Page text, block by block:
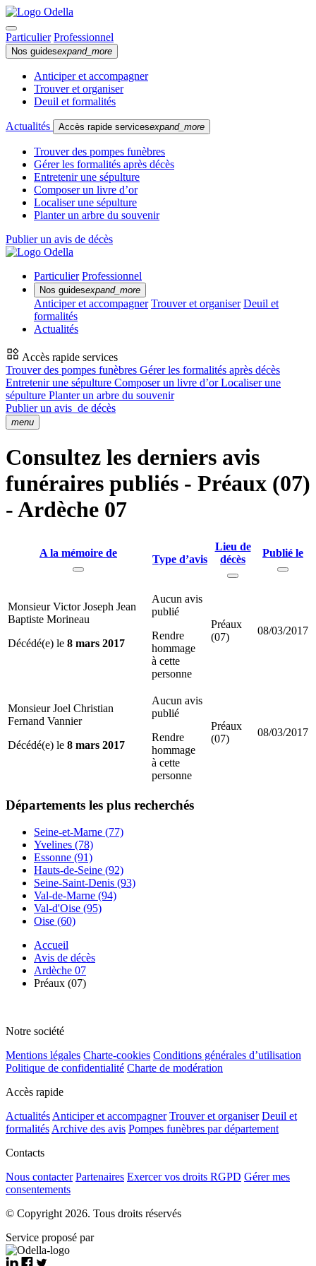
Particulier Professionnel
Nos guidesexpand_more
Anticiper et accompagner
Trouver et organiser
Deuil et formalités
Actualités Accès rapide servicesexpand_more
Trouver des pompes funèbres
Gérer les formalités après décès
Entretenir une sépulture
Composer un livre d’or
Localiser une sépulture
Planter un arbre du souvenir
Publier un avis de décès
Particulier Professionnel
Nos guidesexpand_more
Anticiper et accompagner Trouver et organiser Deuil et
formalités
Actualités
Accès rapide services
Trouver des pompes funèbres Gérer les formalités après décès
Entretenir une sépulture Composer un livre d’orLocaliser une
sépulture Planter un arbre du souvenir
Publier un avis de décès
menu
Consultez les derniers avis
funéraires publiés - Préaux (07)
- Ardèche 07
A la mémoire de
Type d’avis
Lieu de
décès
Publié le
Monsieur Victor Joseph Jean
Baptiste Morineau
Décédé(e) le 8 mars 2017
Aucun avis
publié
Rendre
hommage
à cette
personne
Préaux
(07)
08/03/2017
Monsieur Joel Christian
Fernand Vannier
Décédé(e) le 8 mars 2017
Aucun avis
publié
Rendre
hommage
à cette
personne
Préaux
(07)
08/03/2017
Départements les plus recherchés
Seine-et-Marne (77)
Yvelines (78)
Essonne (91)
Hauts-de-Seine (92)
Seine-Saint-Denis (93)
Val-de-Marne (94)
Val-d'Oise (95)
Oise (60)
Accueil
Avis de décès
Ardèche 07
Préaux (07)
Notre société
Mentions légales Charte-cookies Conditions générales d’utilisation
Politique de confidentialité Charte de modération
Accès rapide
Actualités Anticiper et accompagner Trouver et organiser Deuil et
formalités Archive des avis Pompes funèbres par département
Contacts
Nous contacter Partenaires Exercer vos droits RGPD Gérer mes
consentements
© Copyright 2026. Tous droits réservés
Service proposé par